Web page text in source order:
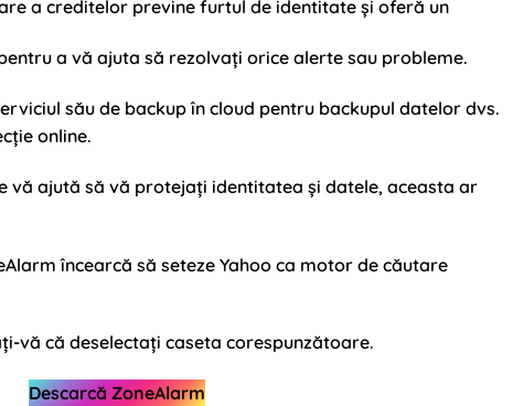
a creditelor previne furtul de identitate și oferă un
a vă ajuta să rezolvați orice alerte sau probleme.
său de backup în cloud pentru backupul datelor dvs.
online.
vă ajută să vă protejați identitatea și datele, aceasta ar
încearcă să seteze Yahoo ca motor de căutare
vă că deselectați caseta corespunzătoare.
Descarcă ZoneAlarm